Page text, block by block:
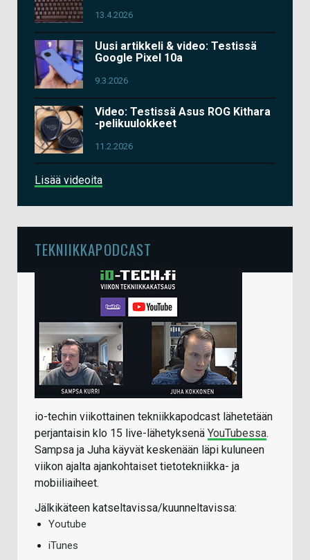
13.4.2026
Uusi artikkeli & video: Testissä
Google Pixel 10a
9.3.2026
Video: Testissä Asus ROG Kithara
-pelikuulokkeet
11.2.2026
Lisää videoita
TEKNIIKKAPODCAST
io-techin viikottainen tekniikkapodcast lähetetään
perjantaisin klo 15 live-lähetyksenä YouTubessa.
Sampsa ja Juha käyvät keskenään läpi kuluneen
viikon ajalta ajankohtaiset tietotekniikka- ja
mobiiliaiheet.
Jälkikäteen katseltavissa/kuunneltavissa:
Youtube
iTunes